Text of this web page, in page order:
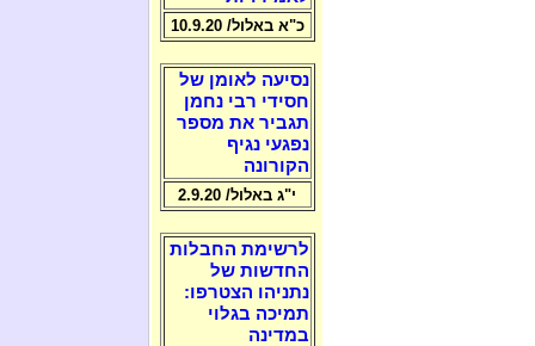
כ"א באלול/ 10.9.20
נסיעה לאומן של
חסידי רבי נחמן
תגביר את מספר
נפגעי נגיף
הקורונה
י"ג באלול/ 2.9.20
לרשימת החבלות
החדשות של
נתניהו הצטרפו:
תמיכה בגלוי
במדינה